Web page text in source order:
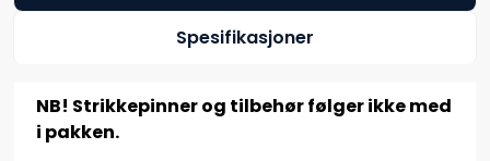
Spesifikasjoner
NB! Strikkepinner og tilbehør følger ikke med
i pakken.